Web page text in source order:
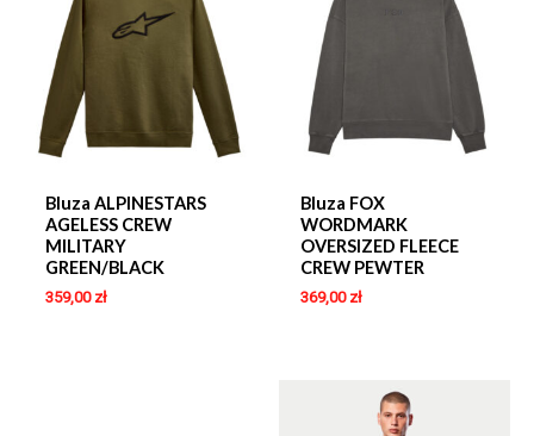
Bluza ALPINESTARS
AGELESS CREW
MILITARY
GREEN/BLACK
359,00 zł
Bluza FOX
WORDMARK
OVERSIZED FLEECE
CREW PEWTER
369,00 zł